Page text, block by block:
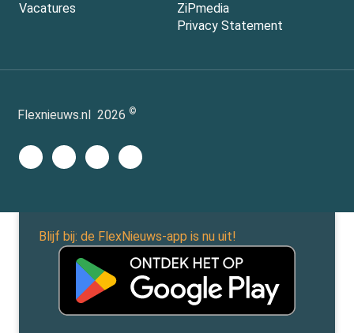
Vacatures
ZiPmedia
Privacy Statement
Flexnieuws.nl 2026 ©
Blijf bij: de FlexNieuws-app is nu uit!